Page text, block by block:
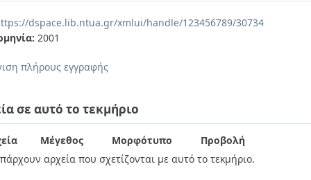
dspace.lib.ntua.gr/xmlui/handle/123456789/30734
2001
πλήρους εγγραφής
σε αυτό το τεκμήριο
Μέγεθος Μορφότυπο
Προβολή
αρχεία που σχετίζονται με αυτό το τεκμήριο.